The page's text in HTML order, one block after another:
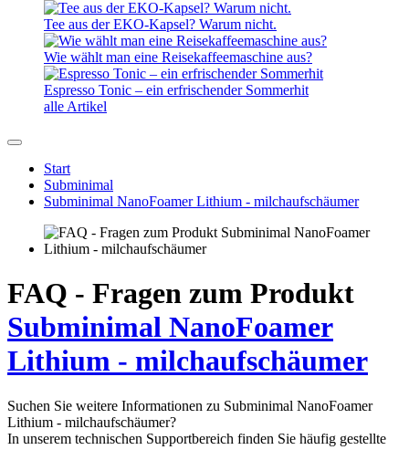
Tee aus der EKO-Kapsel? Warum nicht.
Wie wählt man eine Reisekaffeemaschine aus?
Espresso Tonic – ein erfrischender Sommerhit
alle Artikel
Start
Subminimal
Subminimal NanoFoamer Lithium - milchaufschäumer
FAQ - Fragen zum Produkt
Subminimal NanoFoamer
Lithium - milchaufschäumer
Suchen Sie weitere Informationen zu Subminimal NanoFoamer
Lithium - milchaufschäumer?
In unserem technischen Supportbereich finden Sie häufig gestellte